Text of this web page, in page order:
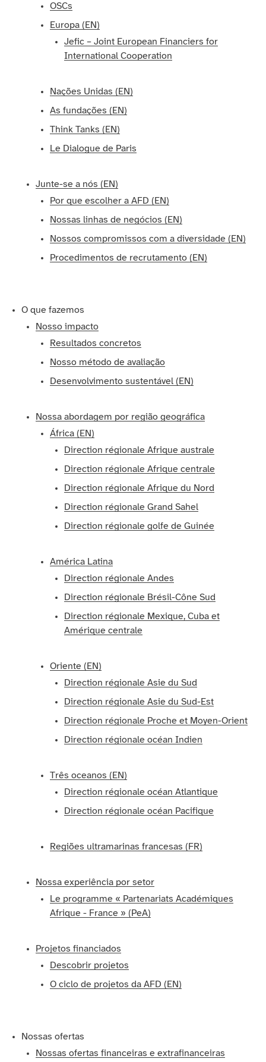
OSCs
Europa (EN)
Jefic – Joint European Financiers for
International Cooperation
Nações Unidas (EN)
As fundações (EN)
Think Tanks (EN)
Le Dialogue de Paris
Junte-se a nós (EN)
Por que escolher a AFD (EN)
Nossas linhas de negócios (EN)
Nossos compromissos com a diversidade (EN)
Procedimentos de recrutamento (EN)
O que fazemos
Nosso impacto
Resultados concretos
Nosso método de avaliação
Desenvolvimento sustentável (EN)
Nossa abordagem por região geográfica
África (EN)
Direction régionale Afrique australe
Direction régionale Afrique centrale
Direction régionale Afrique du Nord
Direction régionale Grand Sahel
Direction régionale golfe de Guinée
América Latina
Direction régionale Andes
Direction régionale Brésil-Cône Sud
Direction régionale Mexique, Cuba et
Amérique centrale
Oriente (EN)
Direction régionale Asie du Sud
Direction régionale Asie du Sud-Est
Direction régionale Proche et Moyen-Orient
Direction régionale océan Indien
Três oceanos (EN)
Direction régionale océan Atlantique
Direction régionale océan Pacifique
Regiões ultramarinas francesas (FR)
Nossa experiência por setor
Le programme « Partenariats Académiques
Afrique - France » (PeA)
Projetos financiados
Descobrir projetos
O ciclo de projetos da AFD (EN)
Nossas ofertas
Nossas ofertas financeiras e extrafinanceiras